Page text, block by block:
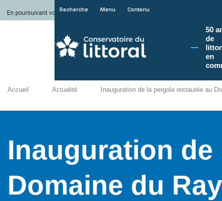
En poursuivant votre navigation sur le site du Conservatoire du littoral, vous
Recherche Menu Contenu
50
de
en
Accueil Actualité Inauguration de la pergola restaurée au
Inauguration
Domaine du